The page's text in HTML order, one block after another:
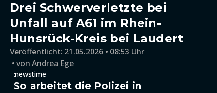
Drei Schwerverletzte bei
Unfall auf A61 im Rhein-
Hunsrück-Kreis bei Laudert
Veröffentlicht: 21.05.2026 • 08:53 Uhr
von Andrea Ege
:newstime
So arbeitet die Polizei in